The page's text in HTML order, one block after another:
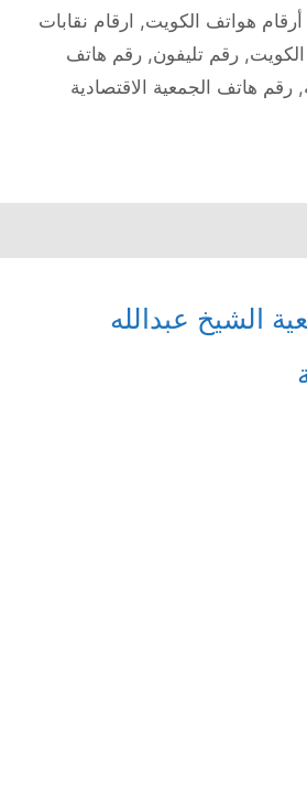
أرقام هواتف الكويت, ارقام نقابات
, رقم تليفون, رقم هاتف
,رقم هاتف الجمعية الاقتصادية
الشيخ عبدالله